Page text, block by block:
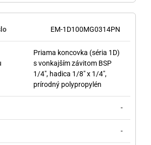
EM-1D100MG0314PN
Priama koncovka (séria 1D)
s vonkajším závitom BSP
1/4", hadica 1/8" x 1/4",
prírodný polypropylén
-
-